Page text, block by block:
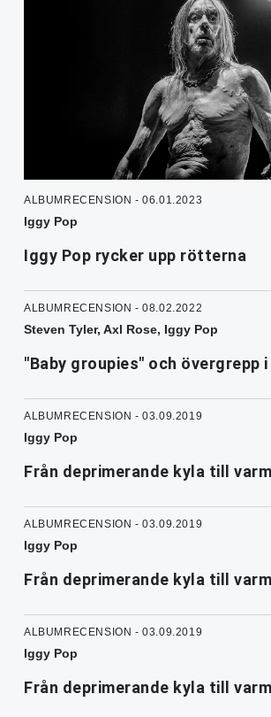
ALBUMRECENSION - 06.01.2023
Iggy Pop
Iggy Pop rycker upp rötterna
ALBUMRECENSION - 08.02.2022
Steven Tyler, Axl Rose, Iggy Pop
"Baby groupies" och övergrepp
ALBUMRECENSION - 03.09.2019
Iggy Pop
Från deprimerande kyla till
ALBUMRECENSION - 03.09.2019
Iggy Pop
Från deprimerande kyla till
ALBUMRECENSION - 03.09.2019
Iggy Pop
Från deprimerande kyla till